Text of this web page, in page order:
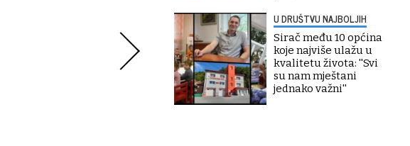
U DRUŠTVU NAJBOLJIH
Sirač među 10 općina
koje najviše ulažu u
kvalitetu života: ''Svi
su nam mještani
jednako važni''